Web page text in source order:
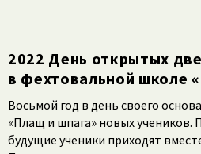
2022 День открытых
в фехтовальной школе
Восьмой год в день своего
«Плащ и шпага» новых учеников.
будущие ученики приходят